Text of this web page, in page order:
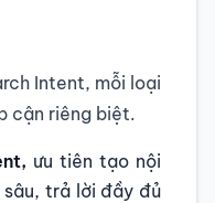
Intent, mỗi loại
cận riêng biệt.
ưu tiên tạo nội
trả lời đầy đủ